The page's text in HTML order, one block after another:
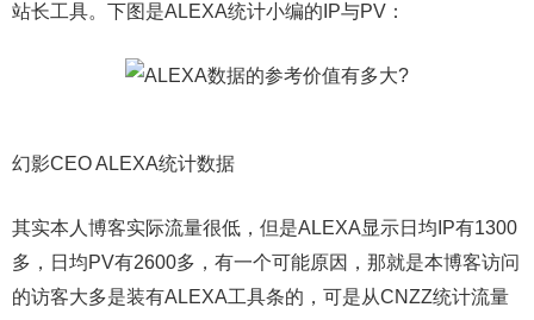
站长工具。下图是ALEXA统计小编的IP与PV：
幻影CEO ALEXA统计数据
其实本人博客实际流量很低，但是ALEXA显示日均IP有1300
多，日均PV有2600多，有一个可能原因，那就是本博客访问
的访客大多是装有ALEXA工具条的，可是从CNZZ统计流量